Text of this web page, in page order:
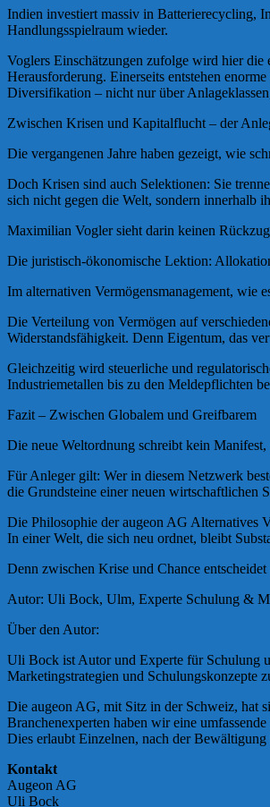
Indien investiert massiv in Batterierecycling,
Handlungsspielraum wieder.
Voglers Einschätzungen zufolge wird hier
Herausforderung. Einerseits entstehen
Diversifikation – nicht nur über
Zwischen Krisen und Kapitalflucht – der
Die vergangenen Jahre haben gezeigt, wie
Doch Krisen sind auch Selektionen: Sie
sich nicht gegen die Welt, sondern innerhalb
Maximilian Vogler sieht darin keinen
Die juristisch-ökonomische Lektion:
Im alternativen Vermögensmanagement, wie
Die Verteilung von Vermögen auf
Widerstandsfähigkeit. Denn Eigentum, das
Gleichzeitig wird steuerliche und
Industriemetallen bis zu den Meldepflichten
Fazit – Zwischen Globalem und Greifbarem
Die neue Weltordnung schreibt kein
Für Anleger gilt: Wer in diesem Netzwerk
die Grundsteine einer neuen wirtschaftlichen
Die Philosophie der augeon AG Alternatives
In einer Welt, die sich neu ordnet, bleibt
Denn zwischen Krise und Chance
Autor: Uli Bock, Ulm, Experte Schulung &
Über den Autor:
Uli Bock ist Autor und Experte für Schulung
Marketingstrategien und Schulungskonzepte
Die augeon AG, mit Sitz in der Schweiz, hat
Branchenexperten haben wir eine
Dies erlaubt Einzelnen, nach der
Kontakt
Augeon AG
Uli Bock